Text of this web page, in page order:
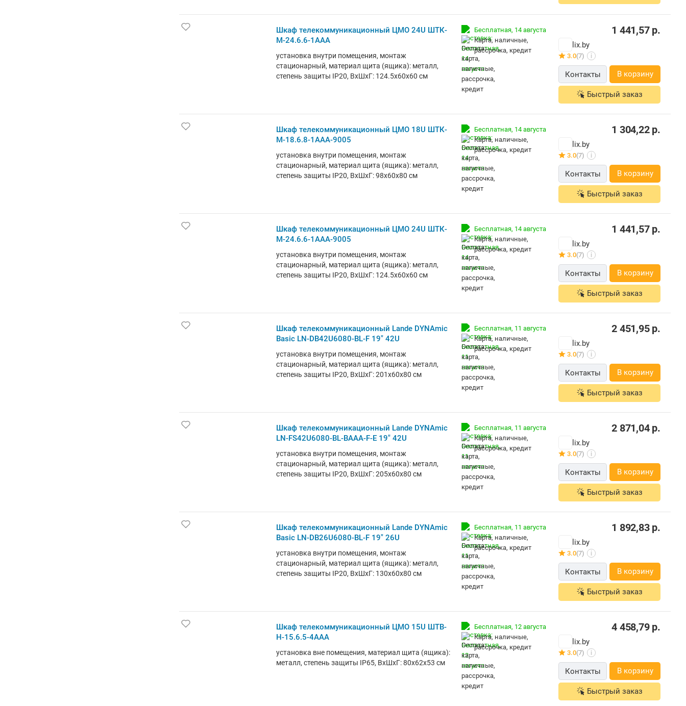
Шкаф телекоммуникационный ЦМО 24U ШТК-
М-24.6.6-1ААА
установка внутри помещения, монтаж
стационарный, материал щита (ящика): металл,
степень защиты IP20, ВхШхГ: 124.5x60x60 см
Бесплатная, 14 августа
карта, наличные,
рассрочка, кредит
1 441,57р.
lix.by
3.0(7) i
Контакты В корзину
Быстрый заказ
Шкаф телекоммуникационный ЦМО 18U ШТК-
М-18.6.8-1ААА-9005
установка внутри помещения, монтаж
стационарный, материал щита (ящика): металл,
степень защиты IP20, ВхШхГ: 98x60x80 см
Бесплатная, 14 августа
карта, наличные,
рассрочка, кредит
1 304,22р.
lix.by
3.0(7) i
Контакты В корзину
Быстрый заказ
Шкаф телекоммуникационный ЦМО 24U ШТК-
М-24.6.6-1ААА-9005
установка внутри помещения, монтаж
стационарный, материал щита (ящика): металл,
степень защиты IP20, ВхШхГ: 124.5x60x60 см
Бесплатная, 14 августа
карта, наличные,
рассрочка, кредит
1 441,57р.
lix.by
3.0(7) i
Контакты В корзину
Быстрый заказ
Шкаф телекоммуникационный Lande DYNAmic
Basic LN-DB42U6080-BL-F 19" 42U
установка внутри помещения, монтаж
стационарный, материал щита (ящика): металл,
степень защиты IP20, ВхШхГ: 201x60x80 см
Бесплатная, 11 августа
карта, наличные,
рассрочка, кредит
2 451,95р.
lix.by
3.0(7) i
Контакты В корзину
Быстрый заказ
Шкаф телекоммуникационный Lande DYNAmic
LN-FS42U6080-BL-BAAA-F-E 19" 42U
установка внутри помещения, монтаж
стационарный, материал щита (ящика): металл,
степень защиты IP20, ВхШхГ: 205x60x80 см
Бесплатная, 11 августа
карта, наличные,
рассрочка, кредит
2 871,04р.
lix.by
3.0(7) i
Контакты В корзину
Быстрый заказ
Шкаф телекоммуникационный Lande DYNAmic
Basic LN-DB26U6080-BL-F 19" 26U
установка внутри помещения, монтаж
стационарный, материал щита (ящика): металл,
степень защиты IP20, ВхШхГ: 130x60x80 см
Бесплатная, 11 августа
карта, наличные,
рассрочка, кредит
1 892,83р.
lix.by
3.0(7) i
Контакты В корзину
Быстрый заказ
Шкаф телекоммуникационный ЦМО 15U ШТВ-
Н-15.6.5-4ААА
установка вне помещения, материал щита (ящика):
металл, степень защиты IP65, ВхШхГ: 80x62x53 см
Бесплатная, 12 августа
карта, наличные,
рассрочка, кредит
4 458,79р.
lix.by
3.0(7) i
Контакты В корзину
Быстрый заказ